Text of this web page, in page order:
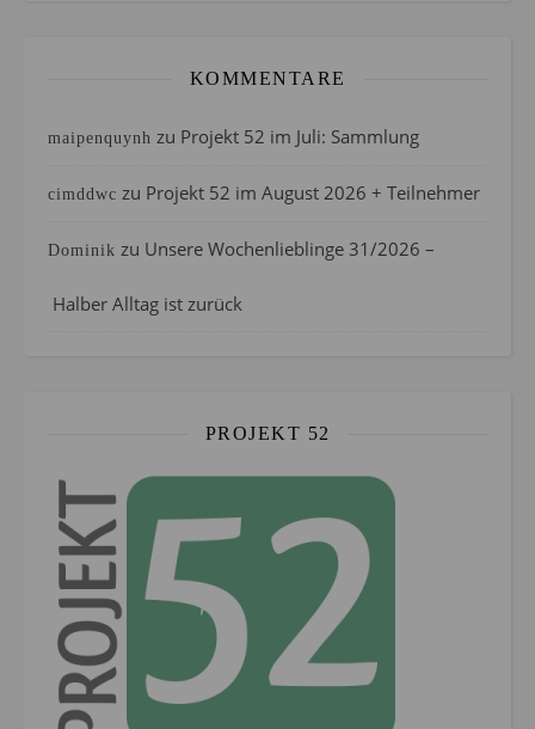
KOMMENTARE
maipenquynh zu Projekt 52 im Juli: Sammlung
cimddwc zu Projekt 52 im August 2026 + Teilnehmer
Dominik zu Unsere Wochenlieblinge 31/2026 –
Halber Alltag ist zurück
PROJEKT 52